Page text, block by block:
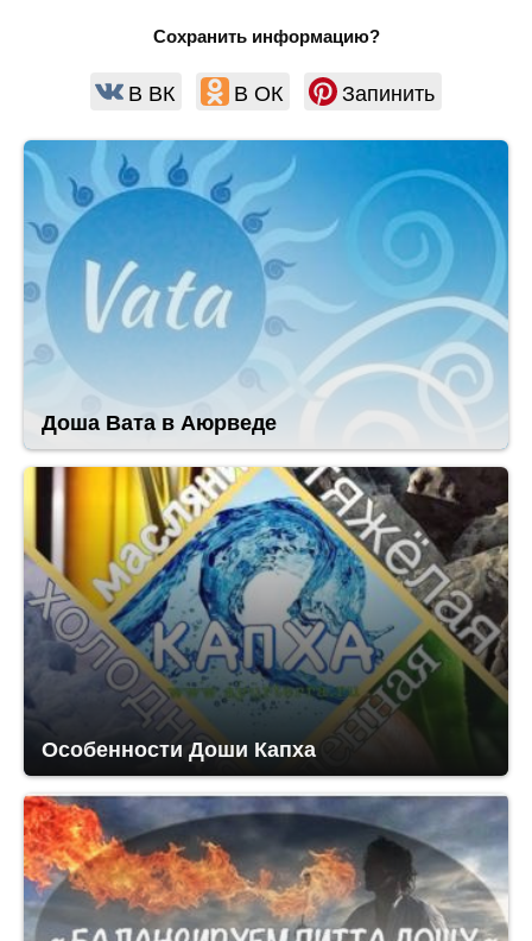
Сохранить информацию?
В ВК В ОК Запинить
Доша Вата в Аюрведе
Особенности Доши Капха